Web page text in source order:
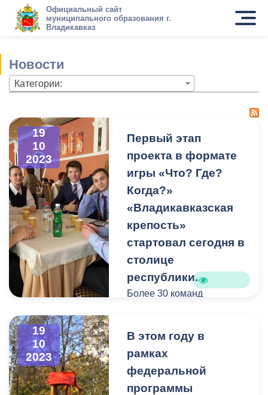
Официальный сайт
муниципального образования г.
Владикавказ
Новости
Категории:
19
10
2023
Первый этап
проекта в формате
игры «Что? Где?
Когда?»
«Владикавказская
крепость»
стартовал сегодня в
столице
республики.
Более 30 команд
соревновались в знаниях
и смекалке.
19
10
2023
В этом году в
рамках
федеральной
программы